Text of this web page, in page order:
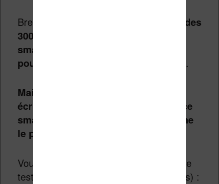
Bref, avec
un prix qui tourne autour des
300 euros
smartphone / liseuse à l’écran de 5
pouces intéresse pas mal de monde .
Mais, à l’heure où ses lignes sont
écrites, il est impossible d’acheter ce
smartphone puisque qu’aucun site ne
le propose à la vente !
Vous pouvez en apprendre plus avec ce
test vidéo très complet (mais en anglais) :